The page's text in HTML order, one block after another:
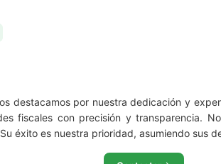
destacamos por nuestra dedicación y
fiscales con precisión y transparencia.
éxito es nuestra prioridad, asumiendo sus